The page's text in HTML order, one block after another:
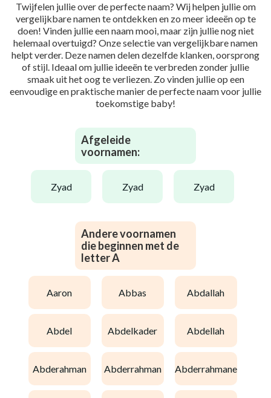
Twijfelen jullie over de perfecte naam? Wij helpen jullie om
vergelijkbare namen te ontdekken en zo meer ideeën op te
doen! Vinden jullie een naam mooi, maar zijn jullie nog niet
helemaal overtuigd? Onze selectie van vergelijkbare namen
helpt verder. Deze namen delen dezelfde klanken, oorsprong
of stijl. Ideaal om jullie ideeën te verbreden zonder jullie
smaak uit het oog te verliezen. Zo vinden jullie op een
eenvoudige en praktische manier de perfecte naam voor jullie
toekomstige baby!
Afgeleide
voornamen:
zyad zyad zyad
Andere voornamen
die beginnen met de
letter A
aaron abbas abdallah
abdel abdelkader abdellah
abderahman abderrahman abderrahmane